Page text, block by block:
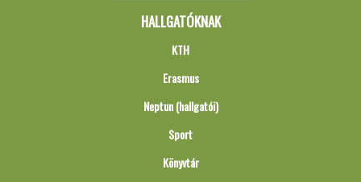
HALLGATÓKNAK
KTH
Erasmus
Neptun (hallgatói)
Sport
Könyvtár